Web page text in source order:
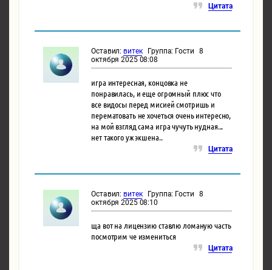
Цитата
Оставил: витекГруппа: Гости 8
октября 2025 08:08
игра интересная, концовка не
понравилась, и еще огромный плюс что
все видосы перед мисией смотришь и
перематовать не хочеться очень интересно,
на мой взгляд сама игра чучуть нудная...
нет такого уж экшена..
Цитата
Оставил: витекГруппа: Гости 8
октября 2025 08:10
ща вот на лицензию ставлю ломаную часть
посмотрим че измениться
Цитата